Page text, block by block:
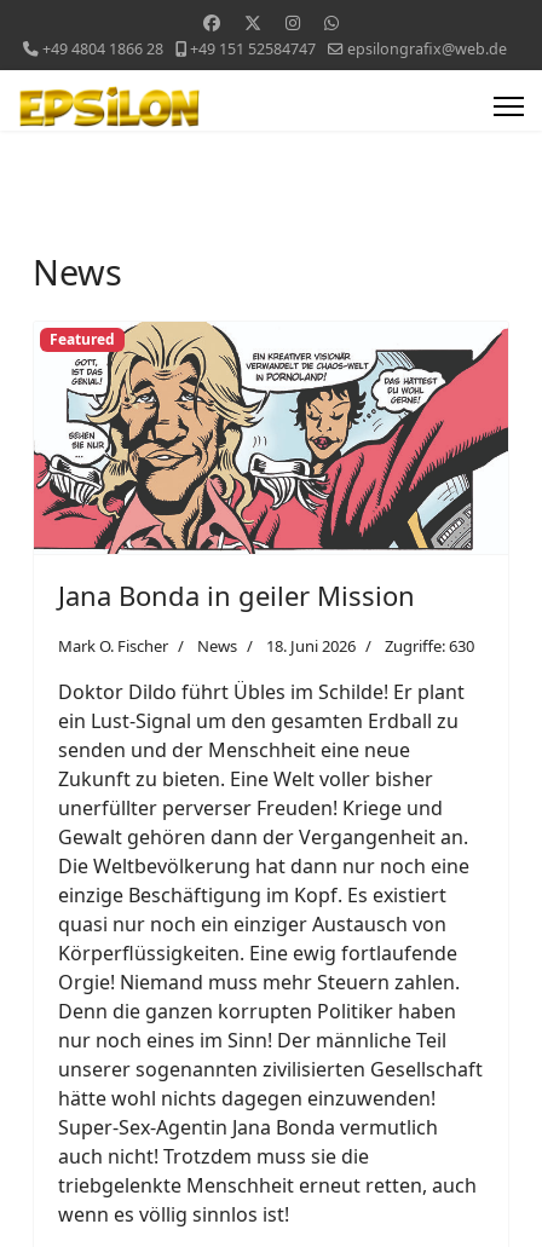
+49 4804 1866 28 +49 151 52584747 epsilongrafix@web.de
News
Featured
Jana Bonda in geiler Mission
Mark O. Fischer News 18. Juni 2026 Zugriffe: 630
Doktor Dildo führt Übles im Schilde! Er plant
ein Lust-Signal um den gesamten Erdball zu
senden und der Menschheit eine neue
Zukunft zu bieten. Eine Welt voller bisher
unerfüllter perverser Freuden! Kriege und
Gewalt gehören dann der Vergangenheit an.
Die Weltbevölkerung hat dann nur noch eine
einzige Beschäftigung im Kopf. Es existiert
quasi nur noch ein einziger Austausch von
Körperflüssigkeiten. Eine ewig fortlaufende
Orgie! Niemand muss mehr Steuern zahlen.
Denn die ganzen korrupten Politiker haben
nur noch eines im Sinn! Der männliche Teil
unserer sogenannten zivilisierten Gesellschaft
hätte wohl nichts dagegen einzuwenden!
Super-Sex-Agentin Jana Bonda vermutlich
auch nicht! Trotzdem muss sie die
triebgelenkte Menschheit erneut retten, auch
wenn es völlig sinnlos ist!